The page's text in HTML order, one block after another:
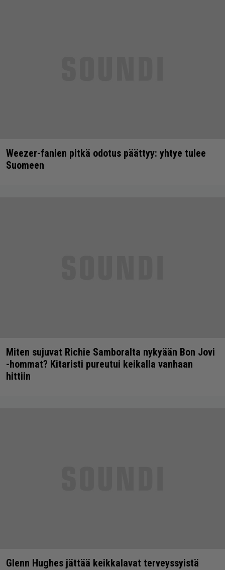
Weezer-fanien pitkä odotus päättyy: yhtye tulee
Suomeen
Miten sujuvat Richie Samboralta nykyään Bon Jovi
-hommat? Kitaristi pureutui keikalla vanhaan
hittiin
Glenn Hughes jättää keikkalavat terveyssyistä